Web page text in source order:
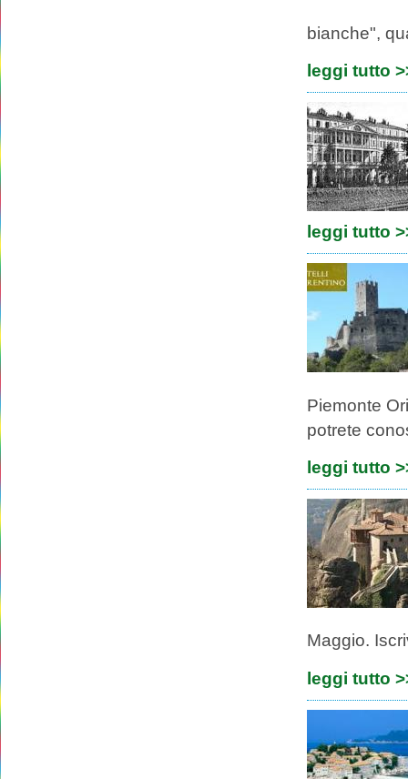
bianche",
leggi tutto
leggi tutto
Piemonte
potrete
leggi tutto
Maggio.
leggi tutto